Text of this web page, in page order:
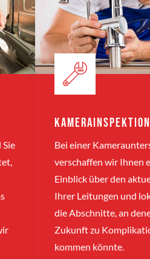
Kamerainspektion
Bei einer
verschaffen wir Ihnen
Einblick über den
Ihrer Leitungen und
die Abschnitte, an
Zukunft zu
kommen könnte.